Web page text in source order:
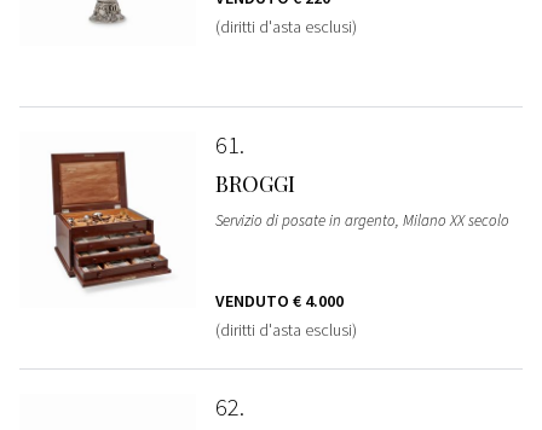
(diritti d'asta esclusi)
61
BROGGI
Servizio di posate in argento, Milano XX secolo
VENDUTO € 4.000
(diritti d'asta esclusi)
62